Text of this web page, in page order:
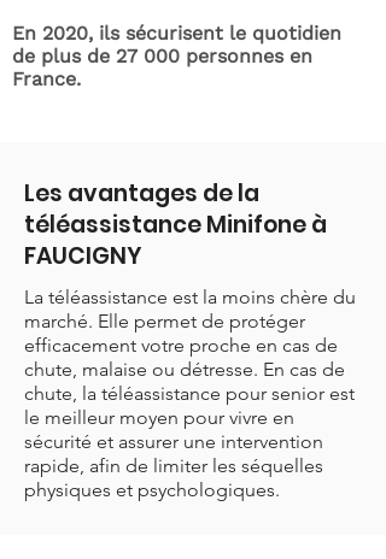
En 2020, ils sécurisent le quotidien
de plus de 27 000 personnes en
France.
Les avantages de la
téléassistance Minifone à
FAUCIGNY
La téléassistance est la moins chère du
marché. Elle permet de protéger
efficacement votre proche en cas de
chute, malaise ou détresse. En cas de
chute, la téléassistance pour senior est
le meilleur moyen pour vivre en
sécurité et assurer une intervention
rapide, afin de limiter les séquelles
physiques et psychologiques.